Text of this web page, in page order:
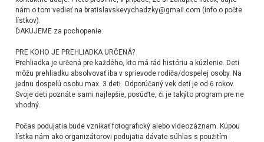
nám o tom vedieť na bratislavskevychadzky@gmail.com (info o počte
lístkov).
ĎAKUJEME za pochopenie.
PRE KOHO JE PREHLIADKA URČENÁ?
Prehliadka je určená pre každého, kto má rád históriu a kúzlenie. Deti
môžu prehliadku absolvovať iba v sprievode rodiča/dospelej osoby. Na
jednu dospelú osobu max. 3 deti. Odporúčaný vek detí je od 6 rokov.
Svoje deti poznáte sami najlepšie, posúďte, či je takýto program pre ne
vhodný.
Počas podujatia bude vznikať fotografický alebo videozáznam. Kúpou
lístka nám ako organizátorovi podujatia dávate súhlas s použitím